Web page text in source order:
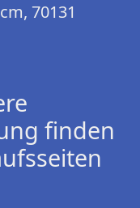
70131
finden